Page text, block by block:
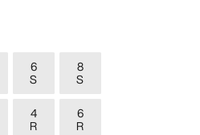
6
S
8
S
4
R
6
R